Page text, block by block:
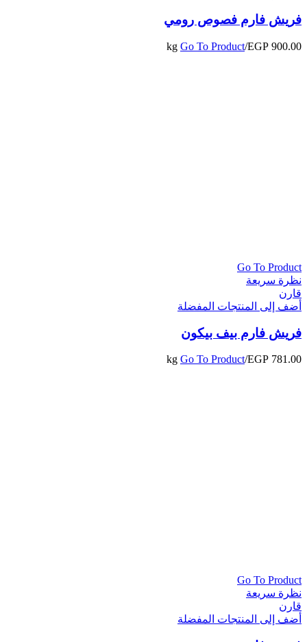
فريش فارم فصوص رومي
EGP 900.00
/kg
Go To Product
Go To Product
نظرة سريعة
قارن
أضف إلى المنتجات المفضلة
فريش فارم بيف بيكون
EGP 781.00
/kg
Go To Product
Go To Product
نظرة سريعة
قارن
أضف إلى المنتجات المفضلة